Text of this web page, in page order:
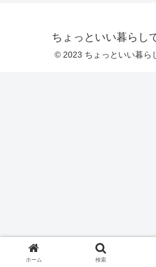
ちょっといい暮らし
© 2023 ちょっといい暮ら
ホーム 検索